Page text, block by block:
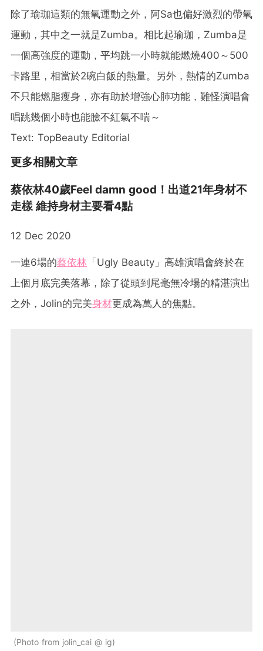
除了瑜珈這類的無氧運動之外，阿Sa也偏好激烈的帶氧
運動，其中之一就是Zumba。相比起瑜珈，Zumba是
一個高強度的運動，平均跳一小時就能燃燒400～500
卡路里，相當於2碗白飯的熱量。另外，熱情的Zumba
不只能燃脂瘦身，亦有助於增強心肺功能，難怪演唱會
唱跳幾個小時也能臉不紅氣不喘～
Text: TopBeauty Editorial
更多相關文章
蔡依林40歲Feel damn good！出道21年身材不
走樣 維持身材主要看4點
12 Dec 2020
一連6場的蔡依林 「Ugly Beauty」高雄演唱會終於在
上個月底完美落幕，除了從頭到尾毫無冷場的精湛演出
之外，Jolin的完美身材更成為萬人的焦點。
Photo from jolin_cai @ ig